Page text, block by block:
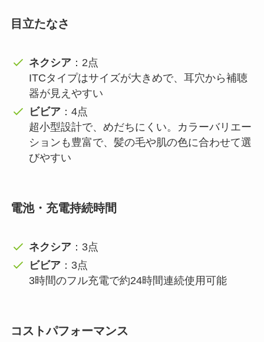
目立たなさ
ネクシア ：2点
ITCタイプはサイズが大きめで、耳穴から補聴
器が見えやすい
ビビア ：4点
超小型設計で、めだちにくい。カラーバリエー
ションも豊富で、髪の毛や肌の色に合わせて選
びやすい
電池・充電持続時間
ネクシア ：3点
ビビア ：3点
3時間のフル充電で約24時間連続使用可能
コストパフォーマンス